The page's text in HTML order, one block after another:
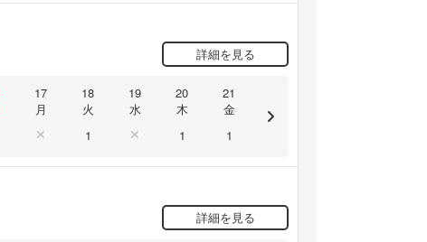
詳細を見る
17
月
18
火
19
水
20
木
21
金
1 1 1
詳細を見る